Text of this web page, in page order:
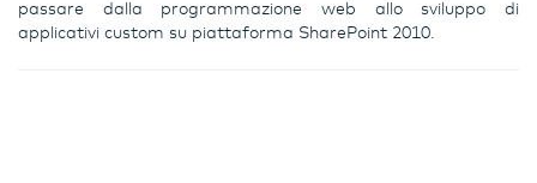
passare dalla programmazione web allo sviluppo di
applicativi custom su piattaforma SharePoint 2010.